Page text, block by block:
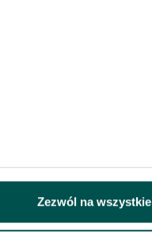
Zezwól na wszystkie